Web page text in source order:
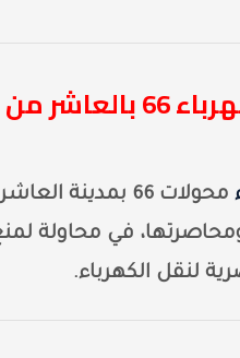
حريق هائل يضرب محطة
محولات 66
ومحاصرتها، في محاولة
لنقل الكهرباء.